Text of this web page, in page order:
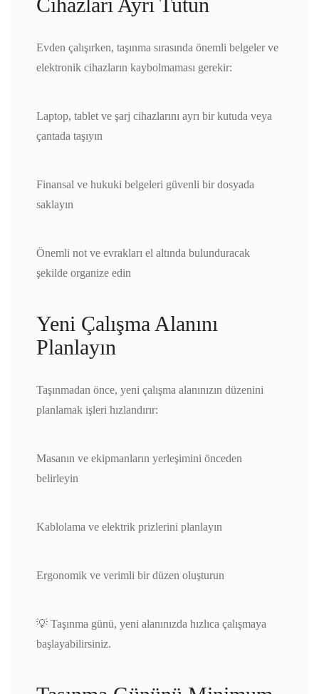
Cihazları Ayrı Tutun
Evden çalışırken, taşınma sırasında önemli belgeler ve
elektronik cihazların kaybolmaması gerekir:
Laptop, tablet ve şarj cihazlarını ayrı bir kutuda veya
çantada taşıyın
Finansal ve hukuki belgeleri güvenli bir dosyada
saklayın
Önemli not ve evrakları el altında bulunduracak
şekilde organize edin
Yeni Çalışma Alanını
Planlayın
Taşınmadan önce, yeni çalışma alanınızın düzenini
planlamak işleri hızlandırır:
Masanın ve ekipmanların yerleşimini önceden
belirleyin
Kablolama ve elektrik prizlerini planlayın
Ergonomik ve verimli bir düzen oluşturun
💡 Taşınma günü, yeni alanınızda hızlıca çalışmaya
başlayabilirsiniz.